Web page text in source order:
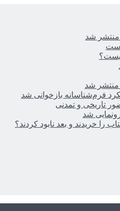
منتشر شد
منتشر شد
فرم‌شناسانه بازخوانی شد
تاریخی و تمدنی
خریدند و بعد نابود کردند؟